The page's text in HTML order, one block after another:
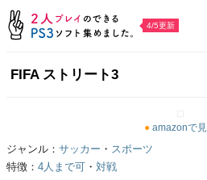
4/5更新
FIFA ストリート3
● amazonで
ジャンル： サッカー ・ スポーツ
特徴： 4人まで可 ・ 対戦